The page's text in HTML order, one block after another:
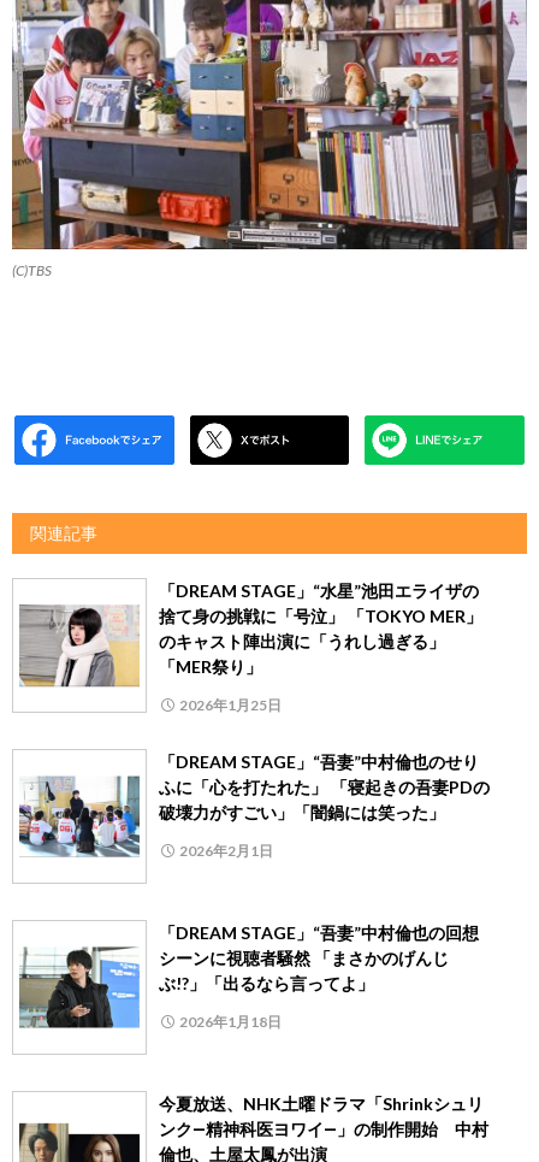
(C)TBS
関連記事
「DREAM STAGE」“水星”池田エライザの
捨て身の挑戦に「号泣」 「TOKYO MER」
のキャスト陣出演に「うれし過ぎる」
「MER祭り」
2026年1月25日
「DREAM STAGE」“吾妻”中村倫也のせり
ふに「心を打たれた」 「寝起きの吾妻PDの
破壊力がすごい」「闇鍋には笑った」
2026年2月1日
「DREAM STAGE」“吾妻”中村倫也の回想
シーンに視聴者騒然 「まさかのげんじ
ぶ!?」「出るなら言ってよ」
2026年1月18日
今夏放送、NHK土曜ドラマ「Shrinkシュリ
ンク―精神科医ヨワイ―」の制作開始 中村
倫也、土屋太鳳が出演